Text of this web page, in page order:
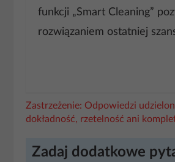
funkcji „Smart Cleaning”
rozwiązaniem ostatniej
Zastrzeżenie: Odpowiedzi
dokładność, rzetelność ani
Zadaj dodatkowe